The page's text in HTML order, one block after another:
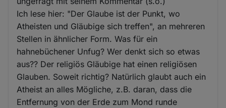
Ich lese hier: "Der Glaube ist der Punkt, wo
Atheisten und Gläubige sich treffen", an mehreren
Stellen in ähnlicher Form. Was für ein
hahnebüchener Unfug? Wer denkt sich so etwas
aus?? Der religiös Gläubige hat einen religiösen
Glauben. Soweit richtig? Natürlich glaubt auch ein
Atheist an alles Mögliche, z.B. daran, dass die
Entfernung von der Erde zum Mond runde